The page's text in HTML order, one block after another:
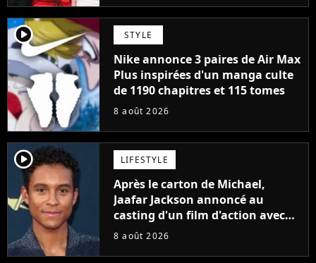
player2 STYLE
Nike annonce 3 paires de Air Max
Plus inspirées d'un manga culte
de 1190 chapitres et 115 tomes
8 août 2026
player2 LIFESTYLE
Après le carton de Michael,
Jaafar Jackson annoncé au
casting d'un film d'action avec
Will Smith
8 août 2026